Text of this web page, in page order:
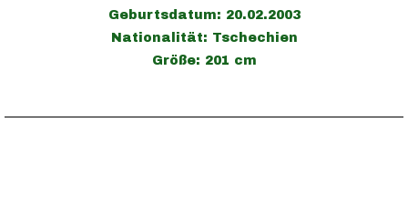
Geburtsdatum: 20.02.2003
Nationalität: Tschechien
Größe: 201 cm